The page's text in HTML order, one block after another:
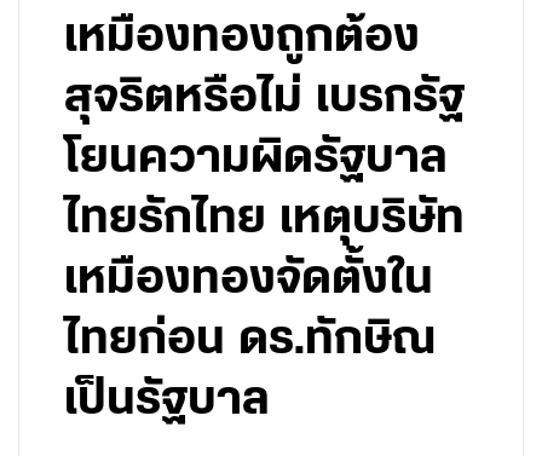
เหมืองทองถูกต้อง
สุจริตหรือไม่ เบรกรัฐ
โยนความผิดรัฐบาล
ไทยรักไทย เหตุบริษัท
เหมืองทองจัดตั้งใน
ไทยก่อน ดร.ทักษิณ
เป็นรัฐบาล